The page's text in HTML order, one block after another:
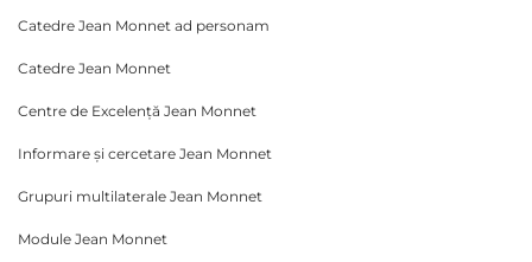
Catedre Jean Monnet ad personam
Catedre Jean Monnet
Centre de Excelență Jean Monnet
Informare și cercetare Jean Monnet
Grupuri multilaterale Jean Monnet
Module Jean Monnet